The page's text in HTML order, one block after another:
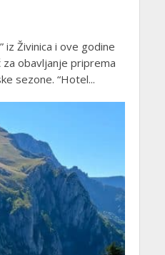
iz Živinica i ove godine
za obavljanje priprema
sezone. “Hotel...